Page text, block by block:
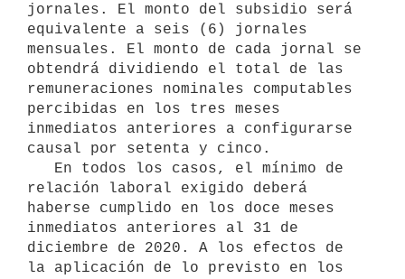
jornales. El monto del subsidio será
equivalente a seis (6) jornales
mensuales. El monto de cada jornal se
obtendrá dividiendo el total de las
remuneraciones nominales computables
percibidas en los tres meses
inmediatos anteriores a configurarse
causal por setenta y cinco.
relación laboral exigido deberá
haberse cumplido en los doce meses
inmediatos anteriores al 31 de
diciembre de 2020. A los efectos de
la aplicación de lo previsto en los